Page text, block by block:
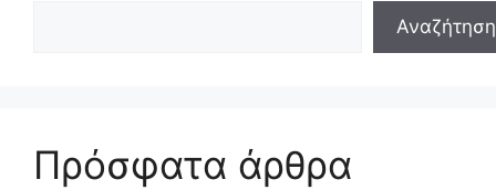
Αναζήτηση
Πρόσφατα άρθρα